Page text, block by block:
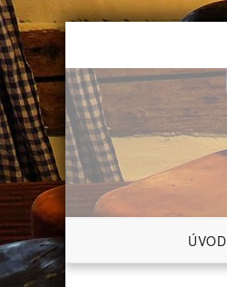
Skip
content
ÚVOD